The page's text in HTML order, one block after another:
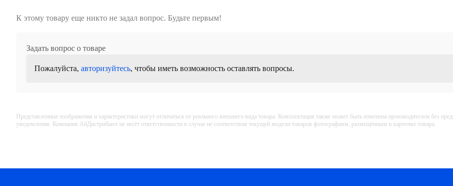
К этому товару еще никто не задал вопрос. Будьте первым!
Задать вопрос о товаре
Пожалуйста, авторизуйтесь, чтобы иметь возможность оставлять вопросы.
Представленные изображения и характеристики могут отличаться от реального внешнего вида товара. Комплектация также может быть изменена производителем без
уведомления. Компания АйДистрибьют не несёт ответственности в случае не соответствия текущей модели товаров фотографиям, размещённым в карточке товара.